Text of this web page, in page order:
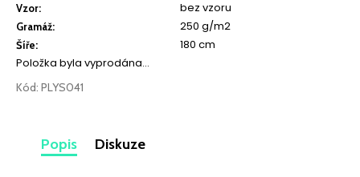
Vzor: bez vzoru
Gramáž: 250 g/m2
Šíře:
180 cm
Položka byla vyprodána…
Kód: PLYS041
Popis Diskuze
o
r
u
č
u